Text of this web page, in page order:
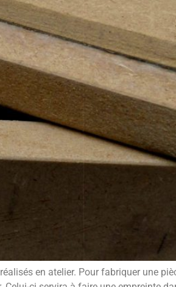
en atelier. Pour fabriquer une